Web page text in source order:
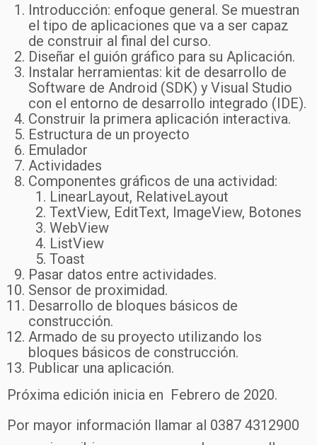
Introducción: enfoque general. Se muestran
el tipo de aplicaciones que va a ser capaz
de construir al final del curso.
Diseñar el guión gráfico para su Aplicación.
Instalar herramientas: kit de desarrollo de
Software de Android (SDK) y Visual Studio
con el entorno de desarrollo integrado (IDE).
Construir la primera aplicación interactiva.
Estructura de un proyecto
Emulador
Actividades
Componentes gráficos de una actividad:
LinearLayout, RelativeLayout
TextView, EditText, ImageView, Botones
WebView
ListView
Toast
Pasar datos entre actividades.
Sensor de proximidad.
Desarrollo de bloques básicos de
construcción.
Armado de su proyecto utilizando los
bloques básicos de construcción.
Publicar una aplicación.
Próxima edición inicia en Febrero de 2020.
Por mayor información llamar al 0387 4312900